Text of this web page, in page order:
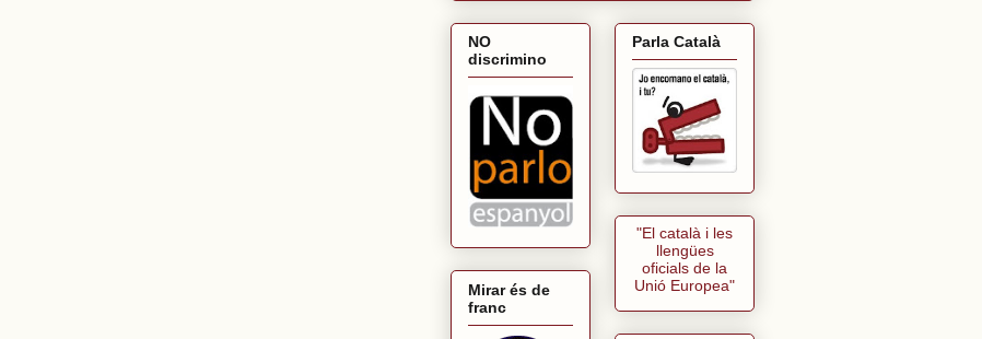
NO
discrimino
Mirar és de
franc
Parla Català
"El català i les
llengües
oficials de la
Unió Europea"